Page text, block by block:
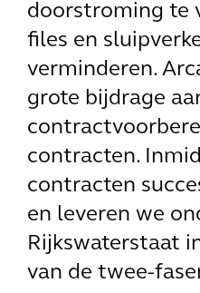
doorstroming te
files en
verminderen.
grote bijdrage
contracten.
contracten
en leveren we
Rijkswaterstaat
van de twee-